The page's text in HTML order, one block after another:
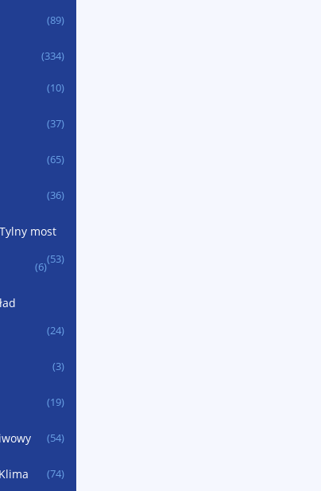
(89)
(334)
(10)
(37)
(65)
(36)
most
(53)
(6)
(24)
(3)
(19)
(54)
(74)